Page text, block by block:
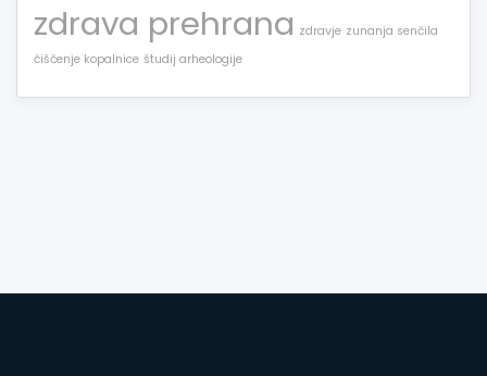
zdrava prehrana zdravje zunanja senčila
čiščenje kopalnice študij arheologije